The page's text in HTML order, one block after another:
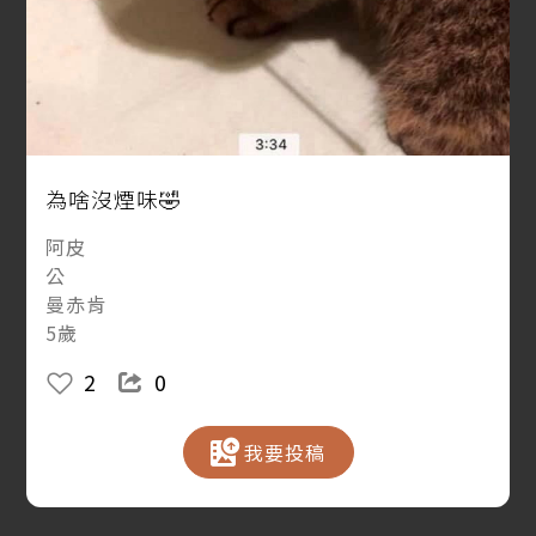
為啥沒煙味🤣
阿皮
公
曼赤肯
5歲
2 0
我要投稿